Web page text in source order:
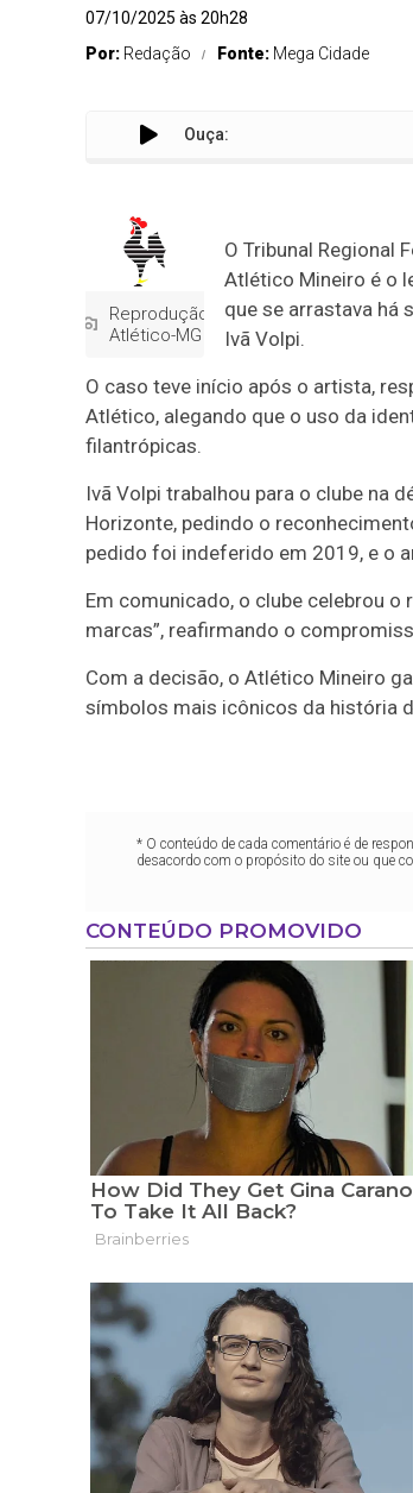
07/10/2025 às 20h28
Por: Redação Fonte: Mega Cidade
Ouça:
Reprodução:
Atlético-MG
O Tribunal Regional
Atlético Mineiro é o
que se arrastava há
Ivã Volpi.
O caso teve início após o artista,
Atlético, alegando que o uso da
filantrópicas.
Ivã Volpi trabalhou para o clube na
Horizonte, pedindo o
pedido foi indeferido em 2019, e o
Em comunicado, o clube celebrou
marcas”, reafirmando o
Com a decisão, o Atlético Mineiro
símbolos mais icônicos da história
* O conteúdo de cada comentário é de
desacordo com o propósito do site ou que